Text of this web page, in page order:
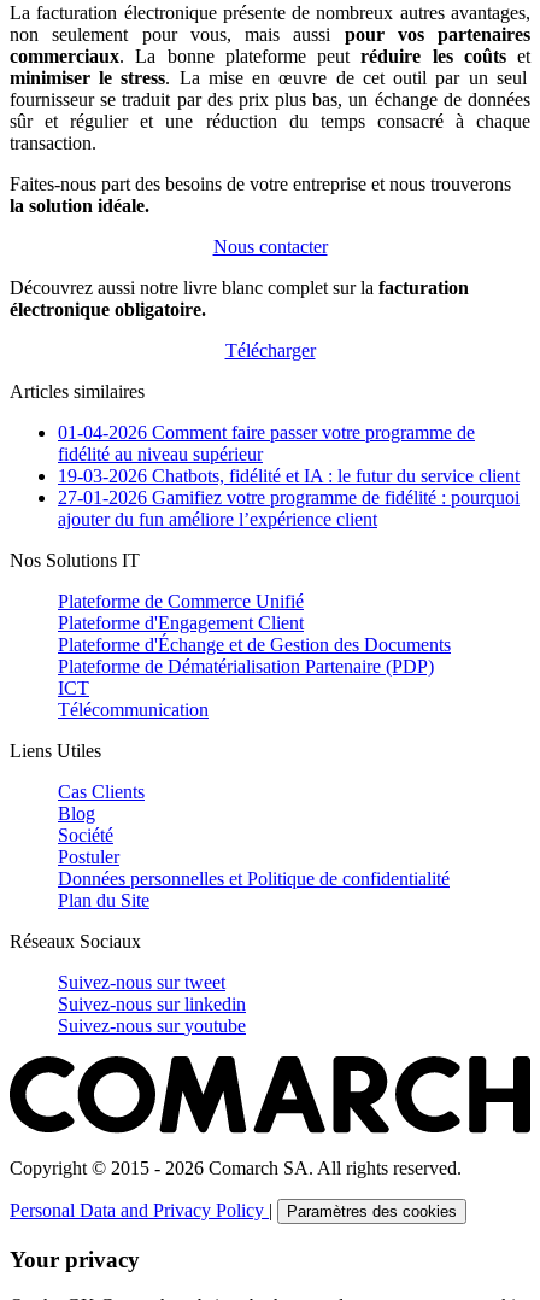
La facturation électronique présente de nombreux autres avantages,
non seulement pour vous, mais aussi pour vos partenaires
commerciaux. La bonne plateforme peutréduire les coûts et
minimiser le stress. La mise en œuvre de cet outil par un seul
fournisseur se traduit par des prix plus bas, un échange de données
sûr et régulier et une réduction du temps consacré à chaque
transaction.
Faites-nous part des besoins de votre entreprise et nous trouverons
la solution idéale.
Nous contacter
Découvrez aussi notre livre blanc complet sur la facturation
électronique obligatoire.
Télécharger
Articles similaires
01-04-2026 Comment faire passer votre programme de
fidélité au niveau supérieur
19-03-2026 Chatbots, fidélité et IA : le futur du service client
27-01-2026 Gamifiez votre programme de fidélité : pourquoi
ajouter du fun améliore l’expérience client
Nos Solutions IT
Plateforme de Commerce Unifié
Plateforme d'Engagement Client
Plateforme d'Échange et de Gestion des Documents
Plateforme de Dématérialisation Partenaire (PDP)
ICT
Télécommunication
Liens Utiles
Cas Clients
Blog
Société
Postuler
Données personnelles et Politique de confidentialité
Plan du Site
Réseaux Sociaux
Suivez-nous surtweet
Suivez-nous surlinkedin
Suivez-nous suryoutube
Copyright © 2015 - 2026 Comarch SA. All rights reserved.
Personal Data and Privacy Policy | Paramètres des cookies
Your privacy